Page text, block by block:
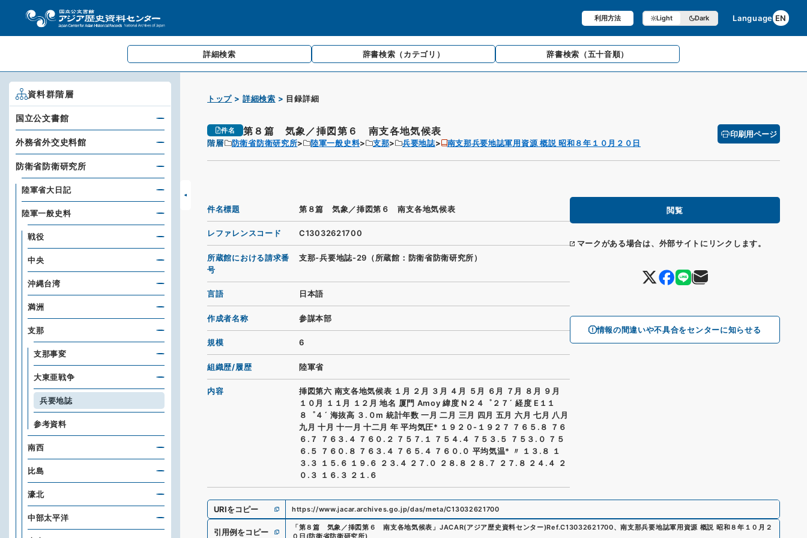
利用方法 Light Dark Language EN
詳細検索 辞書検索 （カテゴリ） 辞書検索 （五十音順）
トップ 詳細検索 目録詳細
件名 第８篇 気象／挿図第６ 南支各地気候表
階層 防衛省防衛研究所 陸軍一般史料 支那 兵要地誌 南支那兵要地誌軍用資源 概説 昭和８年１０月２０日
印刷用ページ
閲覧
マークがある場合は、外部サイトにリンクします。
情報の間違いや不具合をセンターに知らせる
件名標題 第８篇 気象／挿図第６ 南支各地気候表
レファレンスコード C13032621700
所蔵館における請求番
号
支那-兵要地誌-29（所蔵館：防衛省防衛研究所）
言語 日本語
作成者名称 参謀本部
規模 6
組織歴/履歴 陸軍省
内容
挿図第六 南支各地気候表 １月 ２月 ３月 ４月 ５月 ６月 ７月 ８月 ９月
１０月 １１月 １２月 地名 厦門 Amoy 緯度 N２４゜２７´ 経度 E１１
８゜４´ 海抜高 ３.０m 統計年数 一月 二月 三月 四月 五月 六月 七月 八月
九月 十月 十一月 十二月 年 平均気圧* １９２０-１９２７ ７６５.８ ７６
６.７ ７６３.４ ７６０.２ ７５７.１ ７５４.４ ７５３.５ ７５３.０ ７５
６.５ ７６０.８ ７６３.４ ７６５.４ ７６０.０ 平均気温* 〃 １３.８ １
３.３ １５.６ １９.６ ２３.４ ２７.０ ２８.８ ２８.７ ２７.８ ２４.４ ２
０.３ １６.３ ２１.６
URIをコピー https://www.jacar.archives.go.jp/das/meta/C13032621700
引用例をコピー 「第８篇 気象／挿図第６ 南支各地気候表 」 JACAR(アジア歴史資料センター)Ref.C13032621700、南支那兵要地誌軍用資源 概説 昭和８年１０月２
０日 (防衛省防衛研究所)
資料群階層
国立公文書館
外務省外交史料館
防衛省防衛研究所
陸軍省大日記
陸軍一般史料
戦役
中央
沖縄台湾
満洲
支那
支那事変
大東亜戦争
兵要地誌
参考資料
南西
比島
濠北
中部太平洋